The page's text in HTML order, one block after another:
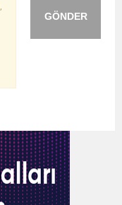
GÖNDER